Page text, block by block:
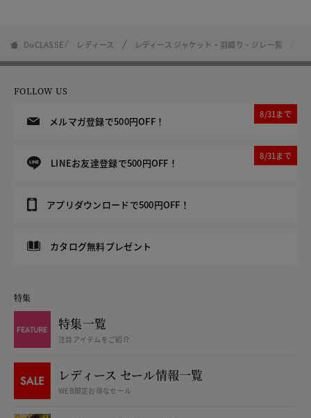
DoCLASSE レディース レディース ジャケット・羽織り・ジレ一覧
FOLLOW US
メルマガ登録で500円OFF！
8/31まで
LINEお友達登録で500円OFF！
8/31まで
アプリダウンロードで500円OFF！
カタログ無料プレゼント
特集
特集一覧
注目アイテムをご紹介
レディース セール情報一覧
WEB限定お得なセール